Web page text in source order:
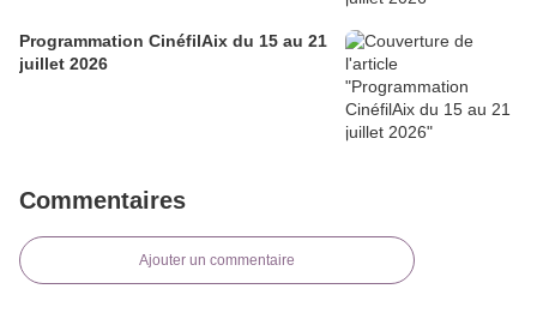
Programmation CinéfilAix du 15 au 21
juillet 2026
Commentaires
Ajouter un commentaire